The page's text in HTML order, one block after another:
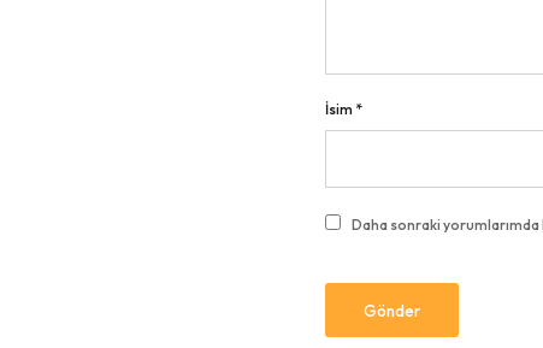
İsim *
Daha sonraki yorumlarımda